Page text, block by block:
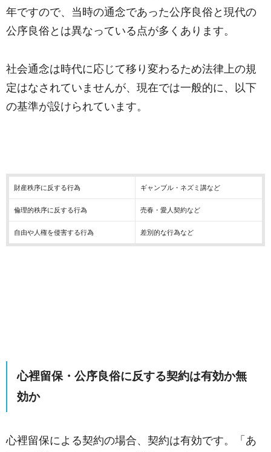
年ですので、当時の通念であった公序良俗と現代の
公序良俗とは異なっている点が多くあります。
社会通念は時代に応じて移り変わるため法律上の規
定はなされていませんが、現在では一般的に、以下
の基準が設けられています。
財産秩序に反する行為 ギャンブル・ネズミ講など
倫理的秩序に反する行為 売春・愛人契約など
自由や人権を侵害する行為 差別的な行為など
心裡留保・公序良俗に反する契約は有効か無
効か
心裡留保による契約の場合、契約は有効です。「あ